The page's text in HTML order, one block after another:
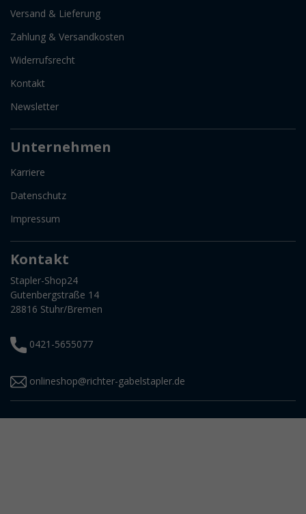
Versand & Lieferung
Zahlung & Versandkosten
Widerrufsrecht
Kontakt
Newsletter
Unternehmen
Karriere
Datenschutz
Impressum
Kontakt
Stapler-Shop24
Gutenbergstraße 14
28816 Stuhr/Bremen
0421-5655077
onlineshop@richter-gabelstapler.de